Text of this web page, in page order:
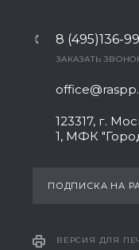
8 (495)136-
ЗАКАЗАТЬ
123317, г.
1, МФК
ПОДПИСКА НА
ВЕРСИЯ ДЛЯ